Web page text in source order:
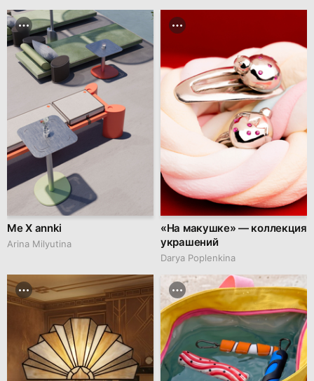
Me X annki
Arina Milyutina
«На макушке» — коллекция
украшений
Darya Poplenkina